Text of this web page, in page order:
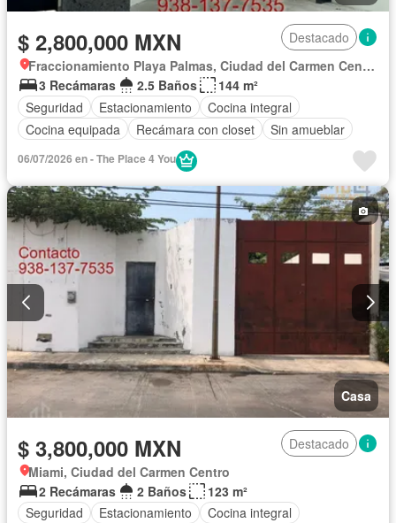
$ 2,800,000 MXN
Destacado
Fraccionamiento Playa Palmas, Ciudad del Carmen Centro
3 Recámaras
2.5 Baños
144 m²
Seguridad
Estacionamiento
Cocina integral
Cocina equipada
Recámara con closet Sin amueblar
06/07/2026 en - The Place 4 You
Casa
$ 3,800,000 MXN
Destacado
Miami, Ciudad del Carmen Centro
2 Recámaras
2 Baños
123 m²
Seguridad
Estacionamiento
Cocina integral